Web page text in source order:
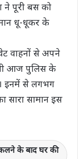
पूरी बस को
धू-धूकर के
वाहनों से अपने
आज पुलिस के
इनमें से लगभग
सारा सामान इस
के बाद घर की